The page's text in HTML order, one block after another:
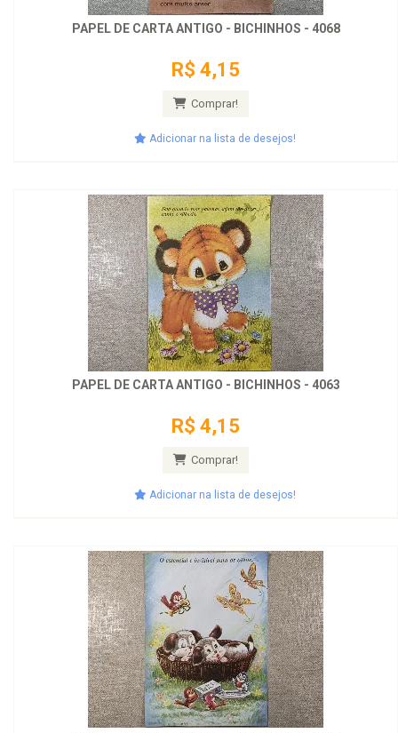
PAPEL DE CARTA ANTIGO - BICHINHOS - 4068
R$ 4,15
Comprar!
Adicionar na lista de desejos!
PAPEL DE CARTA ANTIGO - BICHINHOS - 4063
R$ 4,15
Comprar!
Adicionar na lista de desejos!